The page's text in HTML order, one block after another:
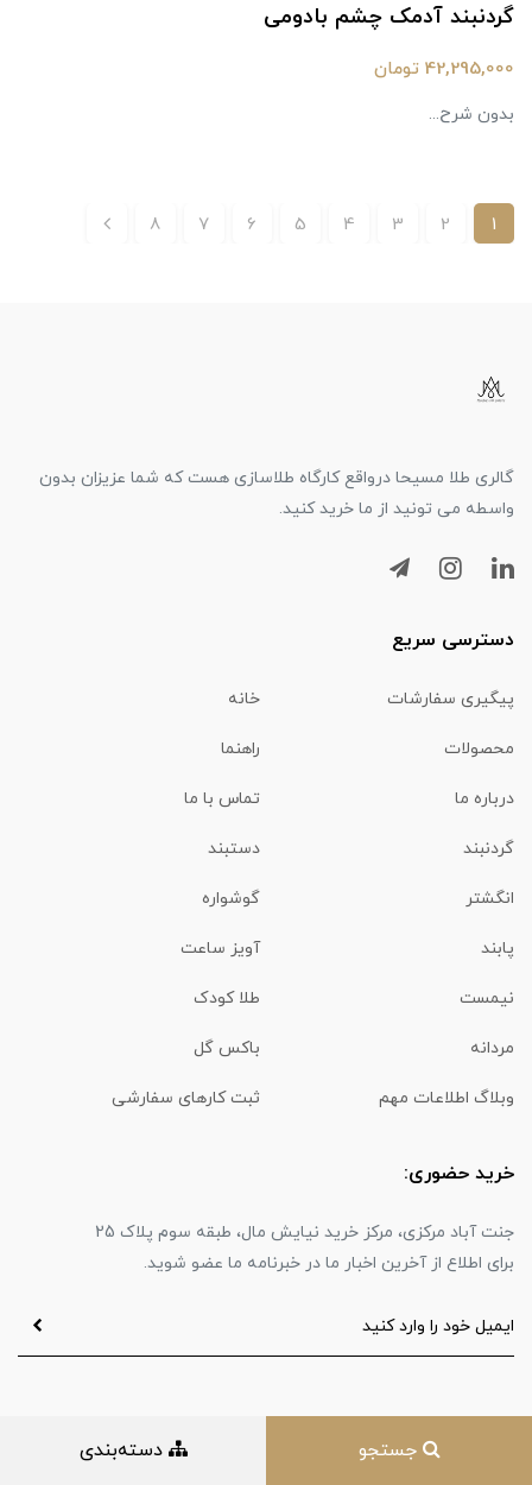
گردنبند آدمک چشم بادومی
42,295,000 تومان
بدون شرح...
1
2
3
4
5
6
7
8
جستجو دسته‌بندی
گالری طلا مسیحا درواقع کارگاه طلاسازی هست که شما عزیزان بدون
واسطه می تونید از ما خرید کنید.
دسترسی سریع
پیگیری سفارشات خانه
محصولات راهنما
درباره ما تماس با ما
گردنبند دستبند
انگشتر گوشواره
پابند آویز ساعت
نیمست طلا کودک
مردانه باکس گل
وبلاگ اطلاعات مهم ثبت کارهای سفارشی
خرید حضوری:
جنت آباد مرکزی، مرکز خرید نیایش مال، طبقه سوم پلاک 25
برای اطلاع از آخرین اخبار ما در خبرنامه ما عضو شوید.